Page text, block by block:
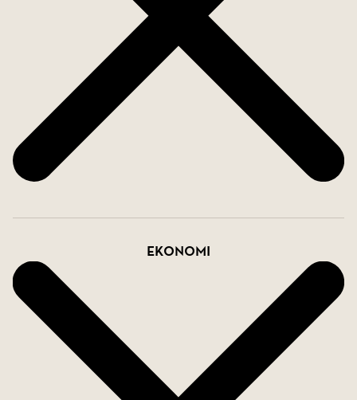
Ekonomi